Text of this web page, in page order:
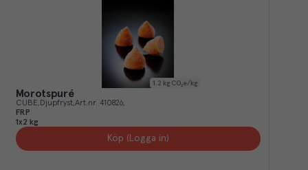
1.2 kg CO₂e/kg
Morotspuré
CUBE Djupfryst Art.nr. 410826
FRP
1x2 kg
Köp (Logga in)